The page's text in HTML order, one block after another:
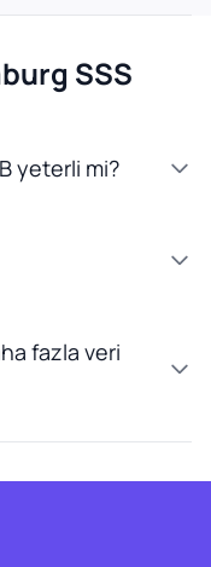
SSS
yeterli mi?
fazla veri